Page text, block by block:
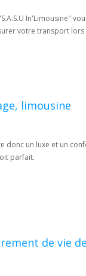
In'Limousine"
votre transport lors
limousine
donc un luxe et un
parfait.
de vie